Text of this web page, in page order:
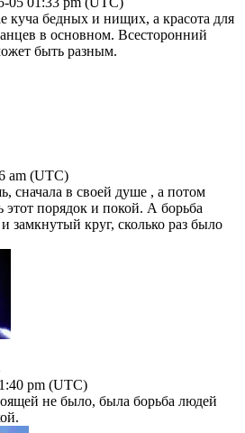
куча бедных и нищих, а красота для
в основном. Всесторонний
быть разным.
am (UTC)
сначала в своей душе , а потом
этот порядок и покой. А борьба
замкнутый круг, сколько раз было
pm (UTC)
не было, была борьба людей